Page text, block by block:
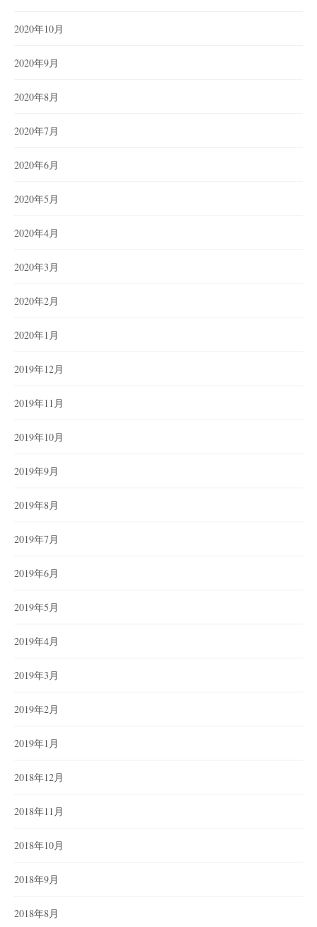
2020年10月
2020年9月
2020年8月
2020年7月
2020年6月
2020年5月
2020年4月
2020年3月
2020年2月
2020年1月
2019年12月
2019年11月
2019年10月
2019年9月
2019年8月
2019年7月
2019年6月
2019年5月
2019年4月
2019年3月
2019年2月
2019年1月
2018年12月
2018年11月
2018年10月
2018年9月
2018年8月